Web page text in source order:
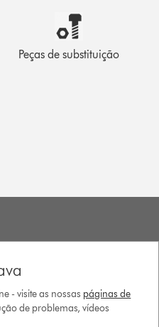
Peças de substituição
- visite as nossas páginas de
de problemas, vídeos